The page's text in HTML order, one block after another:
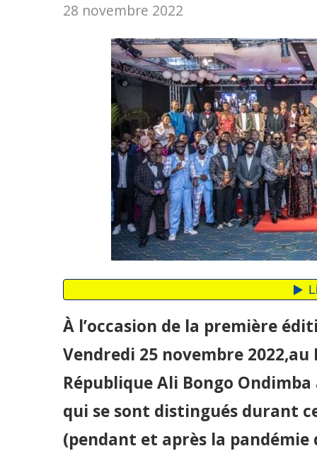
28 novembre 2022
À l’occasion de la première
Vendredi 25 novembre
République Ali Bongo
qui se sont distingués durant
(pendant et après la pandémie